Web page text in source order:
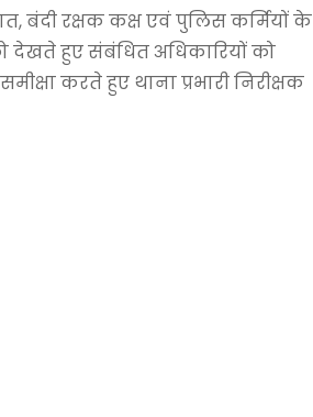
बंदी रक्षक कक्ष एवं पुलिस कर्मियों के
देखते हुए संबंधित अधिकारियों को
करते हुए थाना प्रभारी निरीक्षक